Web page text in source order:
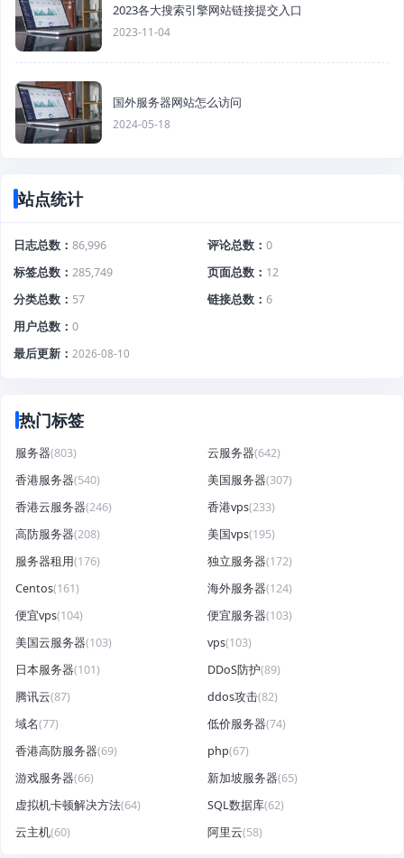
2023各大搜索引擎网站链接提交入口
2023-11-04
国外服务器网站怎么访问
2024-05-18
站点统计
日志总数 86,996 评论总数
0
标签总数
285,749 页面总数
12
分类总数
57 链接总数
6
用户总数
0
最后更新
2026-08-10
热门标签
服务器(803) 云服务器(642)
香港服务器(540) 美国服务器(307)
香港云服务器(246) 香港vps(233)
高防服务器(208) 美国vps(195)
服务器租用(176) 独立服务器(172)
Centos(161) 海外服务器(124)
便宜vps(104) 便宜服务器(103)
美国云服务器(103) vps(103)
日本服务器(101) DDoS防护(89)
腾讯云(87) ddos攻击(82)
域名(77) 低价服务器(74)
香港高防服务器(69) php(67)
游戏服务器(66) 新加坡服务器(65)
虚拟机卡顿解决方法(64) SQL数据库(62)
云主机(60) 阿里云(58)